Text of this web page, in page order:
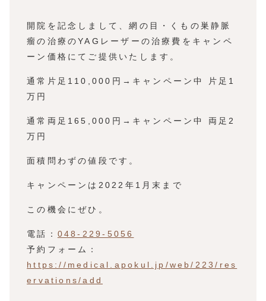
開院を記念しまして、網の目・くもの巣静脈
瘤の治療のYAGレーザーの治療費をキャンペ
ーン価格にてご提供いたします。
通常片足110,000円→キャンペーン中 片足1
万円
通常両足165,000円→キャンペーン中 両足2
万円
面積問わずの値段です。
キャンペーンは2022年1月末まで
この機会にぜひ。
電話： 048-229-5056
予約フォーム：
https://medical.apokul.jp/web/223/res
ervations/add